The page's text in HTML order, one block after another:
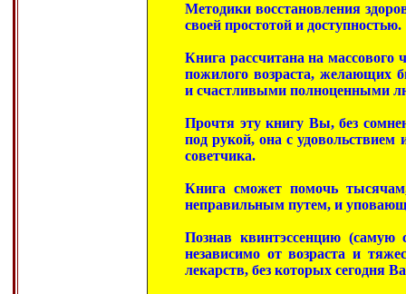
Методики восстановления
своей простотой и доступностью.
Книга рассчитана на массового
пожилого возраста, желающих
и счастливыми полноценными
Прочтя эту книгу Вы, без
под рукой, она с
советчика.
Книга сможет помочь
неправильным путем, и
Познав квинтэссенцию (самую
независимо от возраста и
лекарств, без которых сегодня